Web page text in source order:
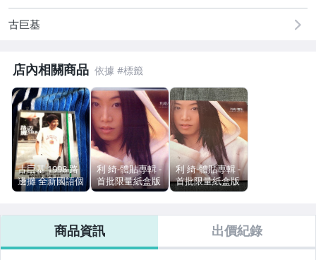
運動、戶外與休閒
嬰幼兒與孕婦
汽機車精品百貨
居家、家具與園藝
玩具、模型與公仔
男性精品與服飾
偶像、球員卡與郵幣
女裝與服飾配件
古巨基
店內相關商品
古巨基 1998 路
邊攤 全新國語個
人專輯 超罕見限
售完為止 全新/
未拆封 特
價:1500元
利 綺-體貼專輯 -
首批限量紙盒版
(全新/未拆封/已
元
利 綺-體貼專輯 -
首批限量紙盒版
(全新/未拆封/已
元
商品資訊 出價紀錄